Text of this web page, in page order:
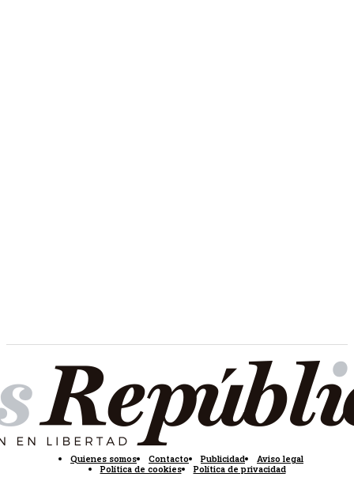
Quienes somos Contacto Publicidad
Aviso legal
Política de cookies
Política de privacidad